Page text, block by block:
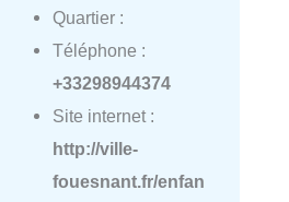
Quartier :
Téléphone :
+33298944374
Site internet :
http://ville-
fouesnant.fr/enfan